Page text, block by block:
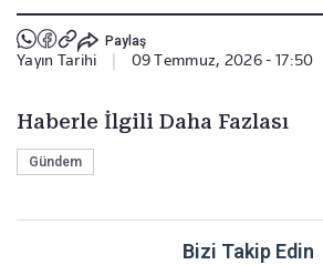
Paylaş
Yayın Tarihi 09 Temmuz, 2026 - 17:50
Haberle İlgili Daha Fazlası
Gündem
Bizi Takip Edin